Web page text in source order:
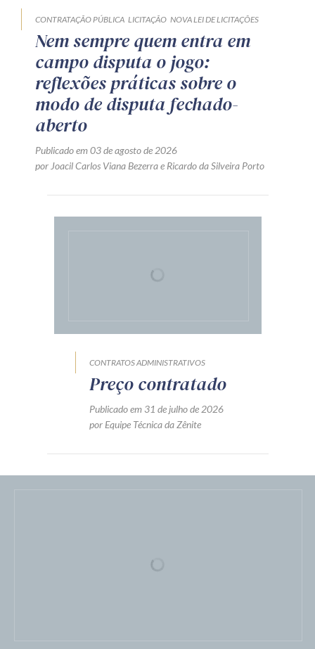
CONTRATAÇÃO PÚBLICA LICITAÇÃO NOVA LEI DE LICITAÇÕES
Nem sempre quem entra em
campo disputa o jogo:
reflexões práticas sobre o
modo de disputa fechado-
aberto
Publicado em 03 de agosto de 2026
por Joacil Carlos Viana Bezerrae Ricardo da Silveira Porto
CONTRATOS ADMINISTRATIVOS
Preço contratado
Publicado em 31 de julho de 2026
por Equipe Técnica da Zênite